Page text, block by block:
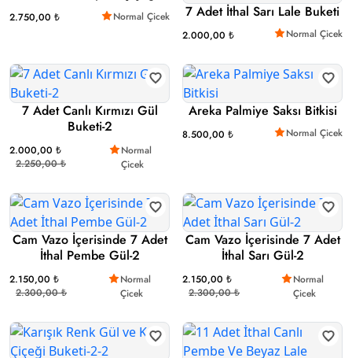
2.750,00 ₺ Normal Çicek 7 Adet İthal Sarı Lale Buketi
2.000,00 ₺ Normal Çicek
7 Adet Canlı Kırmızı Gül
Buketi-2
2.000,00 ₺
2.250,00 ₺
Normal
Çicek
Areka Palmiye Saksı Bitkisi
8.500,00 ₺ Normal Çicek
Cam Vazo İçerisinde 7 Adet
İthal Pembe Gül-2
2.150,00 ₺
2.300,00 ₺
Normal
Çicek
Cam Vazo İçerisinde 7 Adet
İthal Sarı Gül-2
2.150,00 ₺
2.300,00 ₺
Normal
Çicek